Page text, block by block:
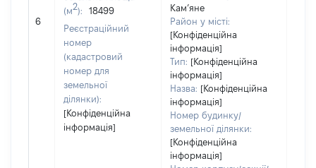
6
(м2):
18499
Реєстраційний
номер
(кадастровий
номер для
земельної
ділянки):
[Конфіденційна
інформація]
Кам’яне
Район у місті:
[Конфіденційна
інформація]
Тип: [Конфіденційна
інформація]
Назва: [Конфіденційна
інформація]
Номер будинку/
земельної ділянки:
[Конфіденційна
інформація]